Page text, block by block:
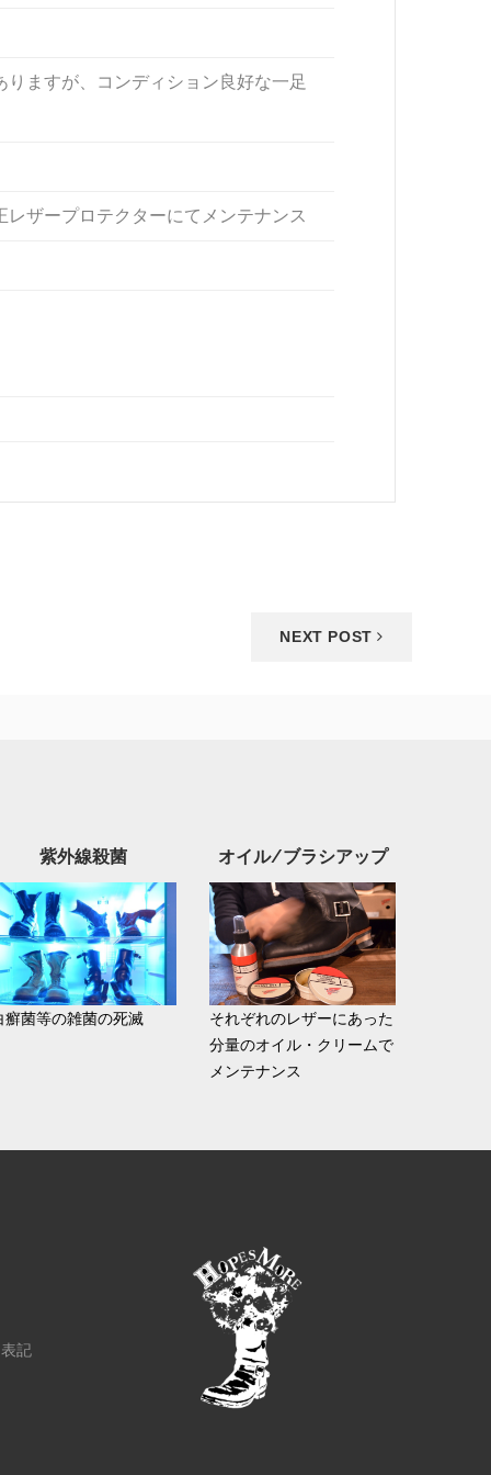
ますが、コンディション良好な一足
ザープロテクターにてメンテナンス
NEXT POST
紫外線殺菌
癬菌等の雑菌の死滅
オイル/ブラシアップ
それぞれのレザーにあった
分量のオイル・クリームで
メンテナンス
記